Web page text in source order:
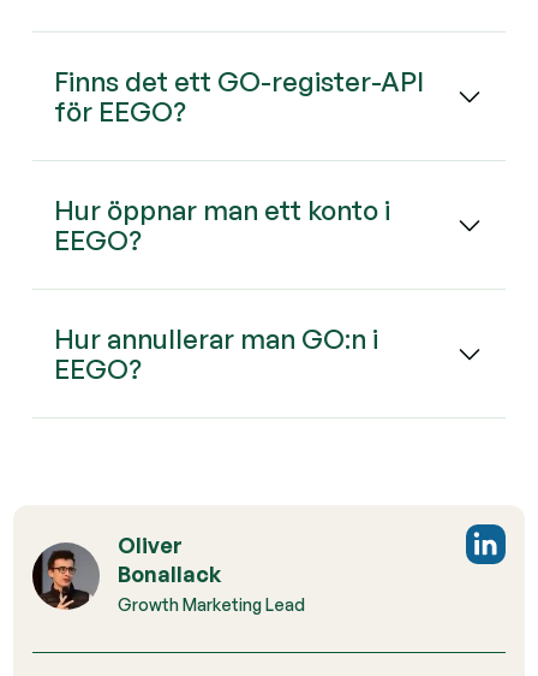
Finns det ett GO-register-API
för EEGO?
Hur öppnar man ett konto i
EEGO?
Hur annullerar man GO:n i
EEGO?
Oliver
Bonallack
Growth Marketing Lead